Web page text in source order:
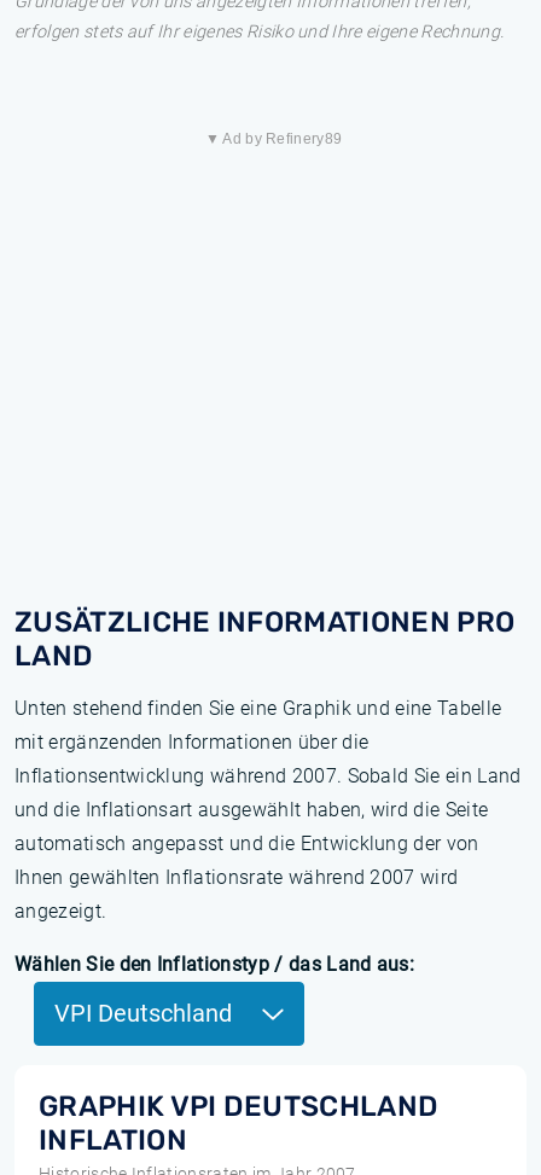
erfolgen stets auf Ihr eigenes Risiko und Ihre eigene Rechnung.
▼ Ad by Refinery89
ZUSÄTZLICHE INFORMATIONEN PRO
LAND
Unten stehend finden Sie eine Graphik und eine Tabelle
mit ergänzenden Informationen über die
Inflationsentwicklung während 2007. Sobald Sie ein Land
und die Inflationsart ausgewählt haben, wird die Seite
automatisch angepasst und die Entwicklung der von
Ihnen gewählten Inflationsrate während 2007 wird
angezeigt.
Wählen Sie den Inflationstyp / das Land aus:
VPI Deutschland
GRAPHIK VPI DEUTSCHLAND
INFLATION